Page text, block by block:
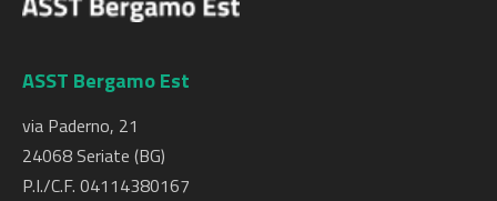
ASST Bergamo Est
via Paderno, 21
24068 Seriate (BG)
P.I./C.F. 04114380167